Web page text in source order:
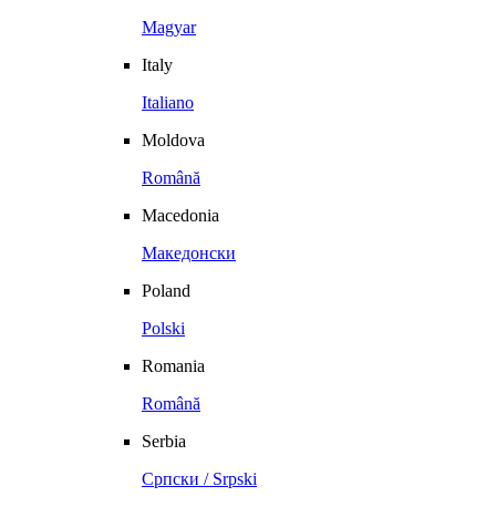
Magyar
Italy
Italiano
Moldova
Română
Macedonia
Македонски
Poland
Polski
Romania
Română
Serbia
Српски / Srpski